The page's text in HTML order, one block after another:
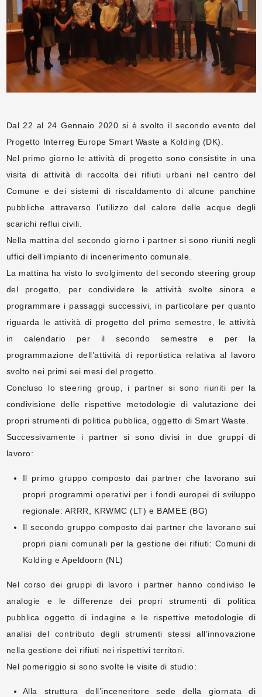
Dal 22 al 24 Gennaio 2020 si è svolto il secondo evento del
Progetto Interreg Europe Smart Waste a Kolding (DK).
Nel primo giorno le attività di progetto sono consistite in una
visita di attività di raccolta dei rifiuti urbani nel centro del
Comune e dei sistemi di riscaldamento di alcune panchine
pubbliche attraverso l’utilizzo del calore delle acque degli
scarichi reflui civili.
Nella mattina del secondo giorno i partner si sono riuniti negli
uffici dell’impianto di incenerimento comunale.
La mattina ha visto lo svolgimento del secondo steering group
del progetto, per condividere le attività svolte sinora e
programmare i passaggi successivi, in particolare per quanto
riguarda le attività di progetto del primo semestre, le attività
in calendario per il secondo semestre e per la
programmazione dell’attività di reportistica relativa al lavoro
svolto nei primi sei mesi del progetto.
Concluso lo steering group, i partner si sono riuniti per la
condivisione delle rispettive metodologie di valutazione dei
propri strumenti di politica pubblica, oggetto di Smart Waste.
Successivamente i partner si sono divisi in due gruppi di
lavoro:
Il primo gruppo composto dai partner che lavorano sui
propri programmi operativi per i fondi europei di sviluppo
regionale: ARRR, KRWMC (LT) e BAMEE (BG)
Il secondo gruppo composto dai partner che lavorano sui
propri piani comunali per la gestione dei rifiuti: Comuni di
Kolding e Apeldoorn (NL)
Nel corso dei gruppi di lavoro i partner hanno condiviso le
analogie e le differenze dei propri strumenti di politica
pubblica oggetto di indagine e le rispettive metodologie di
analisi del contributo degli strumenti stessi all’innovazione
nella gestione dei rifiuti nei rispettivi territori.
Nel pomeriggio si sono svolte le visite di studio:
Alla struttura dell’inceneritore sede della giornata di